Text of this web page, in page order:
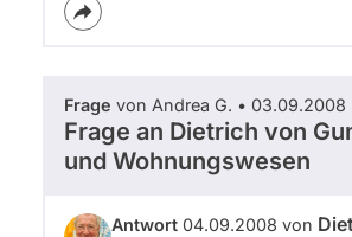
Frage von Andrea G. • 03.09.2008
Frage an Dietrich von
und Wohnungswesen
Antwort 04.09.2008 von